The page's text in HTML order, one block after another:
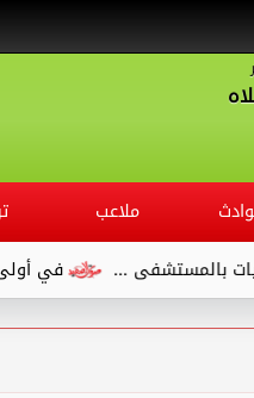
ملاعب
في أولى جولاته